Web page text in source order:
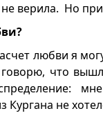
верила. Но
любви я
что
Кургана не